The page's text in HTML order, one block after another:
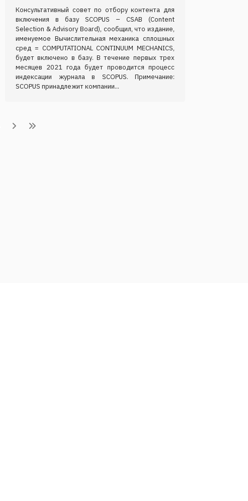
Консультативный совет по отбору контента для
включения в базу SCOPUS – CSAB (Content
Selection & Advisory Board), сообщил, что издание,
именуемое Вычислительная механика сплошных
сред = COMPUTATIONAL CONTINUUM MECHANICS,
будет включено в базу. В течение первых трех
месяцев 2021 года будет проводится процесс
индексации журнала в SCOPUS. Примечание:
SCOPUS принадлежит компании...